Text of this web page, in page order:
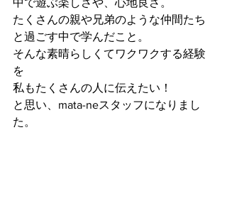
たくさんの親や兄弟のような仲間たち
と過ごす中で学んだこと。
そんな素晴らしくてワクワクする経験
を
私もたくさんの人に伝えたい！
と思い、mata-neスタッフになりまし
た。